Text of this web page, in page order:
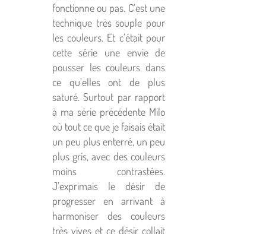
fonctionne ou pas. C’est une
technique très souple pour
les couleurs. Et c’était pour
cette série une envie de
pousser les couleurs dans
ce qu’elles ont de plus
saturé. Surtout par rapport
à ma série précédente Milo
où tout ce que je faisais était
un peu plus enterré, un peu
plus gris, avec des couleurs
moins contrastées.
J’exprimais le désir de
progresser en arrivant à
harmoniser des couleurs
très vives et ce désir collait